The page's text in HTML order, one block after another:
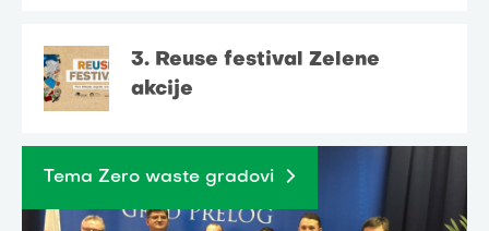
3. Reuse festival Zelene
akcije
Tema Zero waste gradovi